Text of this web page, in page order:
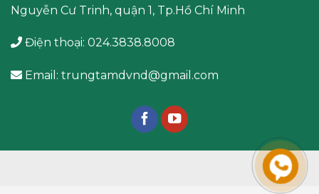
Nguyễn Cư Trinh, quận 1, Tp.Hồ Chí Minh
Điện thoại: 024.3838.8008
Email: trungtamdvnd@gmail.com